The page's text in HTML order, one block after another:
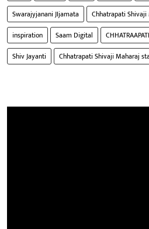
Swarajyjanani JIjamata
Chhatrapati Shivaji
inspiration
Saam Digital
Shiv Jayanti
Chhatrapati Shivaji Maharaj